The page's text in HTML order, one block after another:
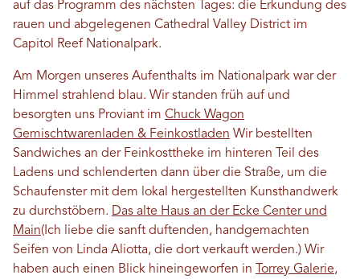
auf das Programm des nächsten Tages: die Erkundung des
rauen und abgelegenen Cathedral Valley District im
Capitol Reef Nationalpark.
Am Morgen unseres Aufenthalts im Nationalpark war der
Himmel strahlend blau. Wir standen früh auf und
besorgten uns Proviant im Chuck Wagon
Gemischtwarenladen & Feinkostladen Wir bestellten
Sandwiches an der Feinkosttheke im hinteren Teil des
Ladens und schlenderten dann über die Straße, um die
Schaufenster mit dem lokal hergestellten Kunsthandwerk
zu durchstöbern. Das alte Haus an der Ecke Center und
Main(Ich liebe die sanft duftenden, handgemachten
Seifen von Linda Aliotta, die dort verkauft werden.) Wir
haben auch einen Blick hineingeworfen in Torrey Galerie,